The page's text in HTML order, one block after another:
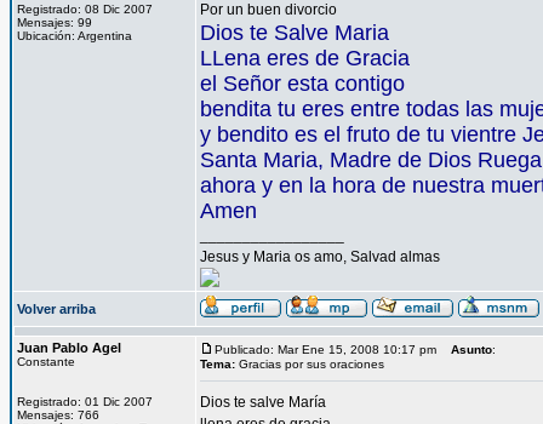
Registrado: 08 Dic 2007
Mensajes: 99
Ubicación: Argentina
Por un buen divorcio
Dios te Salve Maria
LLena eres de Gracia
el Señor esta contigo
bendita tu eres entre todas las
y bendito es el fruto de tu vientre
Santa Maria, Madre de Dios
ahora y en la hora de nuestra
Amen
Jesus y Maria os amo, Salvad almas
Volver arriba
Juan Pablo Agel
Constante
Registrado: 01 Dic 2007
Mensajes: 766
Publicado: Mar Ene 15, 2008 10:17 pm Asunto:
Tema: Gracias por sus oraciones
Dios te salve María